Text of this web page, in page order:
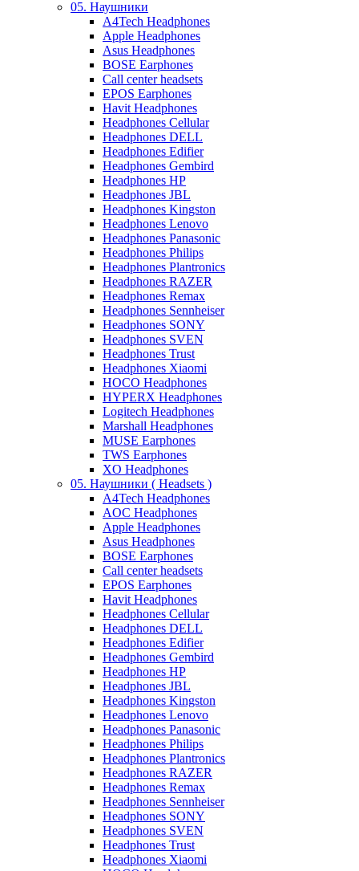
05. Наушники
A4Tech Headphones
Apple Headphones
Asus Headphones
BOSE Earphones
Call center headsets
EPOS Earphones
Havit Headphones
Headphones Cellular
Headphones DELL
Headphones Edifier
Headphones Gembird
Headphones HP
Headphones JBL
Headphones Kingston
Headphones Lenovo
Headphones Panasonic
Headphones Philips
Headphones Plantronics
Headphones RAZER
Headphones Remax
Headphones Sennheiser
Headphones SONY
Headphones SVEN
Headphones Trust
Headphones Xiaomi
HOCO Headphones
HYPERX Headphones
Logitech Headphones
Marshall Headphones
MUSE Earphones
TWS Earphones
XO Headphones
05. Наушники ( Headsets )
A4Tech Headphones
AOC Headphones
Apple Headphones
Asus Headphones
BOSE Earphones
Call center headsets
EPOS Earphones
Havit Headphones
Headphones Cellular
Headphones DELL
Headphones Edifier
Headphones Gembird
Headphones HP
Headphones JBL
Headphones Kingston
Headphones Lenovo
Headphones Panasonic
Headphones Philips
Headphones Plantronics
Headphones RAZER
Headphones Remax
Headphones Sennheiser
Headphones SONY
Headphones SVEN
Headphones Trust
Headphones Xiaomi